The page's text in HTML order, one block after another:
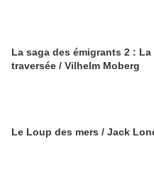
La saga des émigrants 2 : La
traversée / Vilhelm Moberg
Le Loup des mers / Jack